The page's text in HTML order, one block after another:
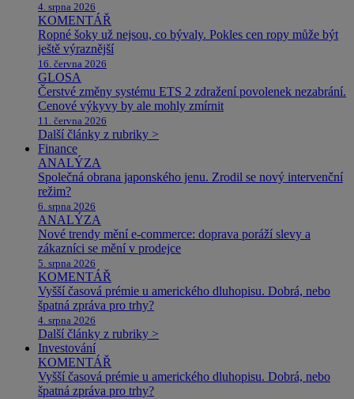
4. srpna 2026
KOMENTÁŘ
Ropné šoky už nejsou, co bývaly. Pokles cen ropy může být
ještě výraznější
16. června 2026
GLOSA
Čerstvé změny systému ETS 2 zdražení povolenek nezabrání.
Cenové výkyvy by ale mohly zmírnit
11. června 2026
Další články z rubriky >
Finance
ANALÝZA
Společná obrana japonského jenu. Zrodil se nový intervenční
režim?
6. srpna 2026
ANALÝZA
Nové trendy mění e-commerce: doprava poráží slevy a
zákazníci se mění v prodejce
5. srpna 2026
KOMENTÁŘ
Vyšší časová prémie u amerického dluhopisu. Dobrá, nebo
špatná zpráva pro trhy?
4. srpna 2026
Další články z rubriky >
Investování
KOMENTÁŘ
Vyšší časová prémie u amerického dluhopisu. Dobrá, nebo
špatná zpráva pro trhy?